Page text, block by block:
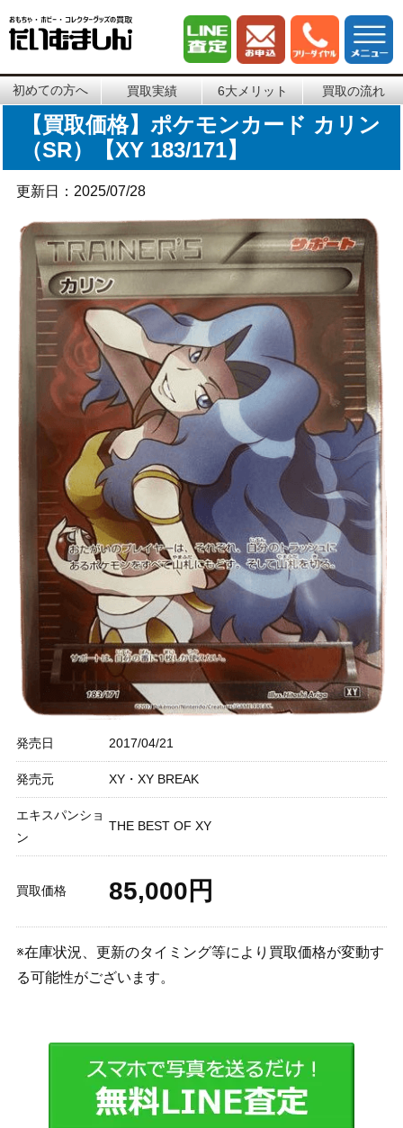
初めての方へ 買取実績 6大メリット 買取の流れ
【買取価格】ポケモンカード カリン
（SR）【XY 183/171】
更新日：2025/07/28
発売日 2017/04/21
発売元 XY・XY BREAK
エキスパンショ
ン
THE BEST OF XY
買取価格 85,000円
※在庫状況、更新のタイミング等により買取価格が変動す
る可能性がございます。